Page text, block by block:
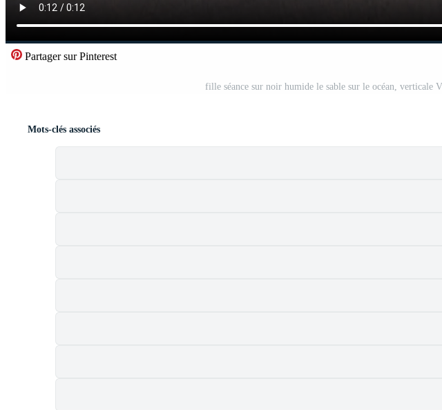
Partager sur Pinterest
fille séance sur noir humide le sable sur le océan, verticale
Mots-clés associés